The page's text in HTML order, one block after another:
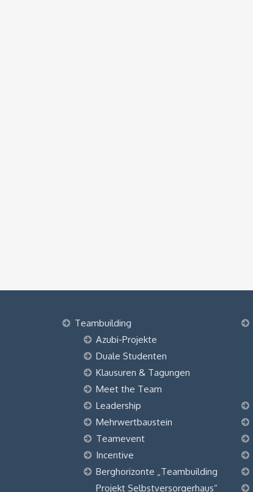
Teambuilding
Azubi-Projekte
Duale Studenten
Klausuren & Tagungen
Meet the Team
Leadership
Mehrwertbaustein
Teamevent
Incentive
Berghorizonte „Teambuilding
Projekt Selbstversorgerhaus“